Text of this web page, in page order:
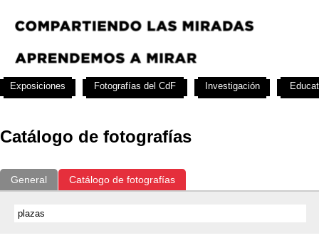
Catálogo de fotografías
General Catálogo de fotografías
Exposiciones Fotografías del CdF Investigación